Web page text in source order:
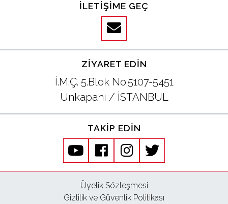
İLETIŞIME GEÇ
ZIYARET EDIN
İ.M.Ç. 5.Blok No:5107-5451
Unkapanı / İSTANBUL
TAKIP EDIN
youtubefacebookinstagram
Üyelik Sözleşmesi
Gizlilik ve Güvenlik Politikası